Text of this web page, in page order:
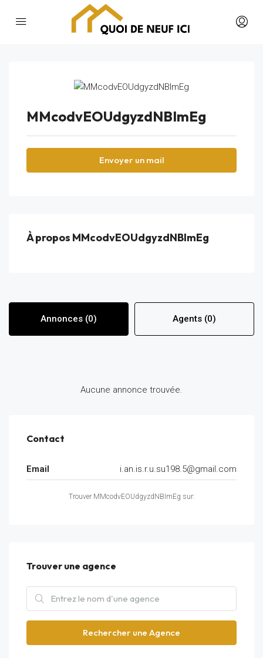
MMcodvEOUdgyzdNBImEg
Envoyer un mail
À propos MMcodvEOUdgyzdNBImEg
Annonces (0) Agents (0)
Aucune annonce trouvée.
Contact
Email i.an.is.r.u.su198.5@gmail.com
Trouver MMcodvEOUdgyzdNBImEg sur:
Trouver une agence
Rechercher une Agence